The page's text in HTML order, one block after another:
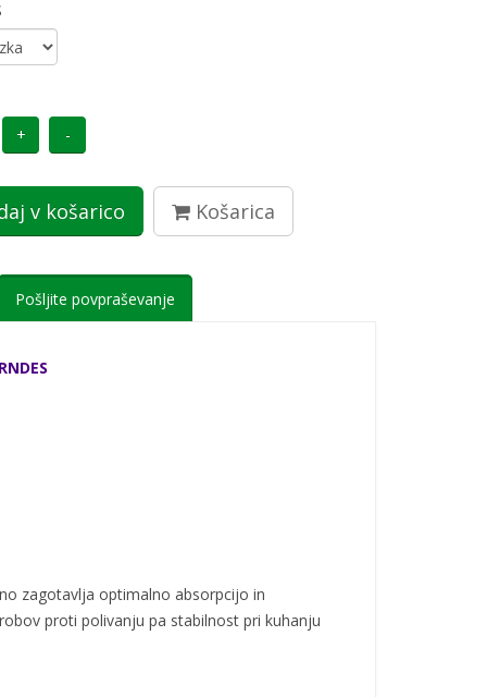
v košarico Košarica
Pošljite povpraševanje
zagotavlja optimalno absorpcijo in
proti polivanju pa stabilnost pri kuhanju